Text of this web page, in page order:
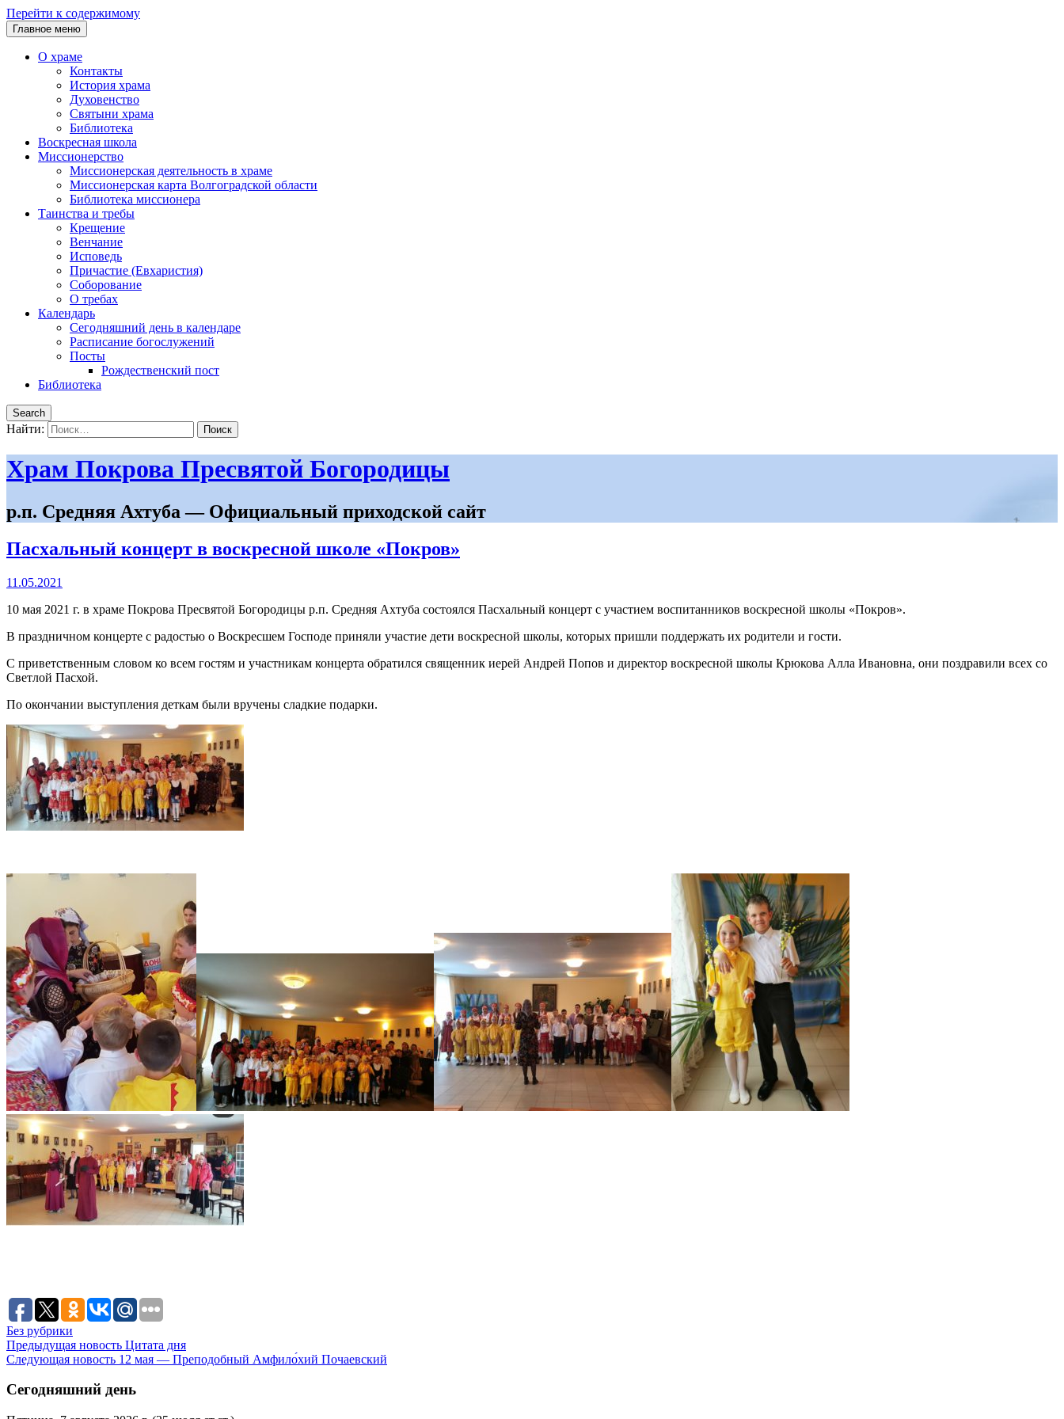
Перейти к содержимому
Главное меню
О храме
Контакты
История храма
Духовенство
Святыни храма
Библиотека
Воскресная школа
Миссионерство
Миссионерская деятельность в храме
Миссионерская карта Волгоградской области
Библиотека миссионера
Таинства и требы
Крещение
Венчание
Исповедь
Причастие (Евхаристия)
Соборование
О требах
Календарь
Сегодняшний день в календаре
Расписание богослужений
Посты
Рождественский пост
Библиотека
Search
Найти:
Храм Покрова Пресвятой Богородицы
р.п. Средняя Ахтуба — Официальный приходской сайт
Пасхальный концерт в воскресной школе «Покров»
11.05.2021
10 мая 2021 г. в храме Покрова Пресвятой Богородицы р.п. Средняя Ахтуба состоялся Пасхальный концерт с участием воспитанников воскресной школы «Покров».
В праздничном концерте с радостью о Воскресшем Господе приняли участие дети воскресной школы, которых пришли поддержать их родители и гости.
С приветственным словом ко всем гостям и участникам концерта обратился священник иерей Андрей Попов и директор воскресной школы Крюкова Алла Ивановна, они поздравили всех со
Светлой Пасхой.
По окончании выступления деткам были вручены сладкие подарки.
Без рубрики
Предыдущая новость Цитата дня
Следующая новость 12 мая — Преподобный Амфило́хий Почаевский
Сегодняшний день